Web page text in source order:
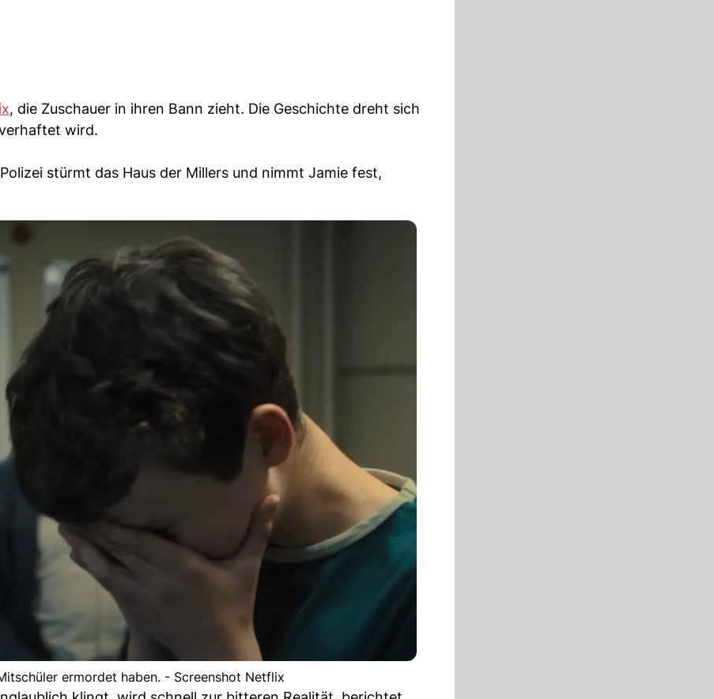
, die Zuschauer in ihren Bann zieht. Die Geschichte dreht sich
wird.
stürmt das Haus der Millers und nimmt Jamie fest,
ermordet haben. - Screenshot Netflix